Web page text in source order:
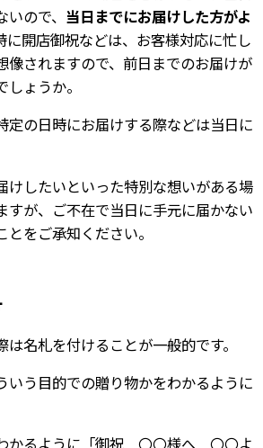
ので、 当日までにお届けした方がよ
に開店御祝などは、お客様対応に忙し
像されますので、前日までのお届けが
ょうか。
定の日時にお届けする際などは当日に
けしたいといった特別な想いがある場
すが、ご不在で当日に手元に届かない
をご承知ください。
名札を付けることが一般的です。
いう目的での贈り物かをわかるように